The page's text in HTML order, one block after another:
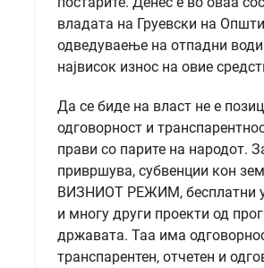
владата на Груевски на
одведуваење на отпадни
највисок износ на овие
Да се биде на власт не е
одговорност и
прави со парите на народот.
привршува, субвенции кон
ВИЗНИОТ РЕЖИМ, бесплатни
и многу други проекти од
државата. Таа има
транспарентен, отчетен и